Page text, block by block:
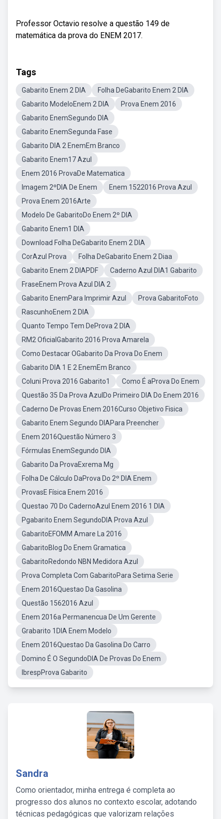
Professor Octavio resolve a questão 149 de
matemática da prova do ENEM 2017.
Tags
Gabarito Enem 2 DIA
Folha DeGabarito Enem 2 DIA
Gabarito ModeloEnem 2 DIA
Prova Enem 2016
Gabarito EnemSegundo DIA
Gabarito EnemSegunda Fase
Gabarito DIA 2 EnemEm Branco
Gabarito Enem17 Azul
Enem 2016 ProvaDe Matematica
Imagem 2ºDIA De Enem
Enem 1522016 Prova Azul
Prova Enem 2016Arte
Modelo De GabaritoDo Enem 2º DIA
Gabarito Enem1 DIA
Download Folha DeGabarito Enem 2 DIA
CorAzul Prova
Folha DeGabarito Enem 2 Diaa
Gabarito Enem 2 DIAPDF
Caderno Azul DIA1 Gabarito
FraseEnem Prova Azul DIA 2
Gabarito EnemPara Imprimir Azul
Prova GabaritoFoto
RascunhoEnem 2 DIA
Quanto Tempo Tem DeProva 2 DIA
RM2 OficialGabarito 2016 Prova Amarela
Como Destacar OGabarito Da Prova Do Enem
Gabarito DIA 1 E 2 EnemEm Branco
Coluni Prova 2016 Gabarito1
Como É aProva Do Enem
Questão 35 Da Prova AzulDo Primeiro DIA Do Enem 2016
Caderno De Provas Enem 2016Curso Objetivo Fisica
Gabarito Enem Segundo DIAPara Preencher
Enem 2016Questão Número 3
Fórmulas EnemSegundo DIA
Gabarito Da ProvaExrema Mg
Folha De Cálculo DaProva Do 2º DIA Enem
ProvasE Física Enem 2016
Questao 70 Do CadernoAzul Enem 2016 1 DIA
Pgabarito Enem SegundoDIA Prova Azul
GabaritoEFOMM Amare La 2016
GabaritoBlog Do Enem Gramatica
GabaritoRedondo NBN Medidora Azul
Prova Completa Com GabaritoPara Setima Serie
Enem 2016Questao Da Gasolina
Questão 1562016 Azul
Enem 2016a Permanencua De Um Gerente
Grabarito 1DIA Enem Modelo
Enem 2016Questao Da Gasolina Do Carro
Domino É O SegundoDIA De Provas Do Enem
IbrespProva Gabarito
Sandra
Como orientador, minha entrega é completa ao
progresso dos alunos no contexto escolar, adotando
técnicas pedagógicas que valorizam relações